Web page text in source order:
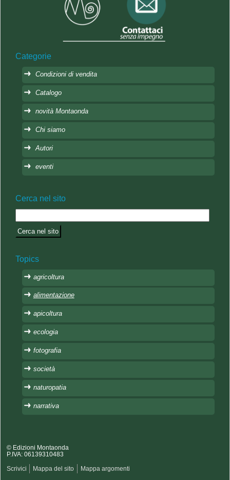
Categorie
Condizioni di vendita
Catalogo
novità Montaonda
Chi siamo
Autori
eventi
Cerca nel sito
Topics
agricoltura
alimentazione
apicoltura
ecologia
fotografia
società
naturopatia
narrativa
© Edizioni Montaonda
P.IVA: 06139310483
Scrivici Mappa del sito Mappa argomenti